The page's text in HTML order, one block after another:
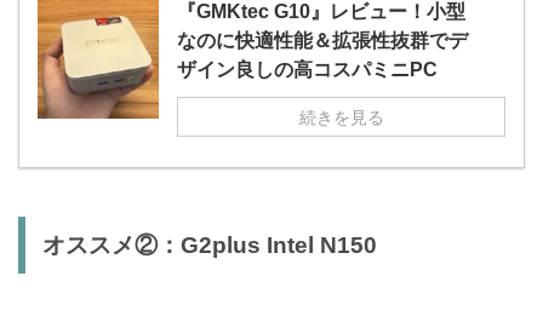
『GMKtec G10』レビュー！小型
なのに快適性能＆拡張性抜群でデ
ザイン良しの高コスパミニPC
続きを見る
オススメ②：G2plus Intel N150